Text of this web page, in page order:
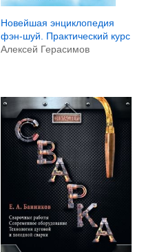
Новейшая энциклопедия
фэн-шуй. Практический курс
Алексей Герасимов